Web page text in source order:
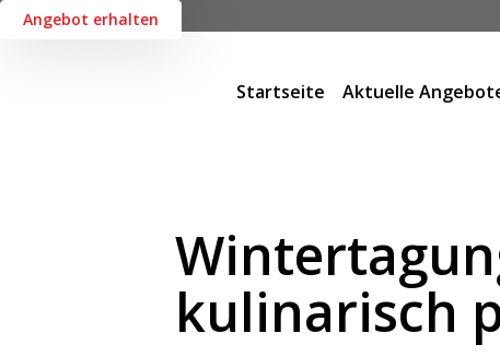
Startseite Aktuelle
Angebot erhalten
kulinarisch